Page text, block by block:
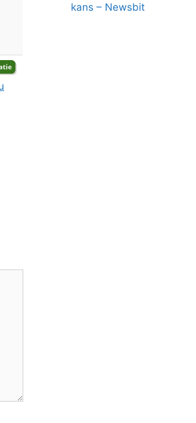
kans – Newsbit